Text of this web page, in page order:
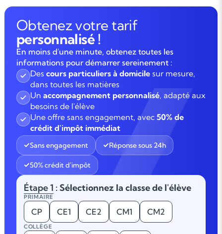
Obtenez votre tarif
personnalisé !
En moins d'une minute, obtenez toutes les
informations pour démarrer sereinement :
Des cours particuliers à domicilesur mesure,
dans toutes les matières
Un accompagnement personnalisé, adapté aux
besoins de l'élève
Une offre sans engagement, avec 50% de
crédit d'impôt immédiat
Sans engagement Réponse sous 24h
50% crédit d'impôt
Étape 1 : Sélectionnez la classe de l'élève
PRIMAIRE
CP CE1 CE2 CM1 CM2
COLLÈGE